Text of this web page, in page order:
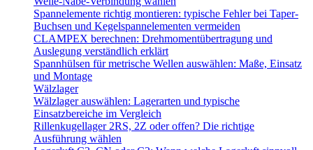
Spannelemente richtig montieren: typische Fehler bei Taper-
Buchsen und Kegelspannelementen vermeiden
CLAMPEX berechnen: Drehmomentübertragung und
Auslegung verständlich erklärt
Spannhülsen für metrische Wellen auswählen: Maße, Einsatz
und Montage
Wälzlager
Wälzlager auswählen: Lagerarten und typische
Einsatzbereiche im Vergleich
Rillenkugellager 2RS, 2Z oder offen? Die richtige
Ausführung wählen